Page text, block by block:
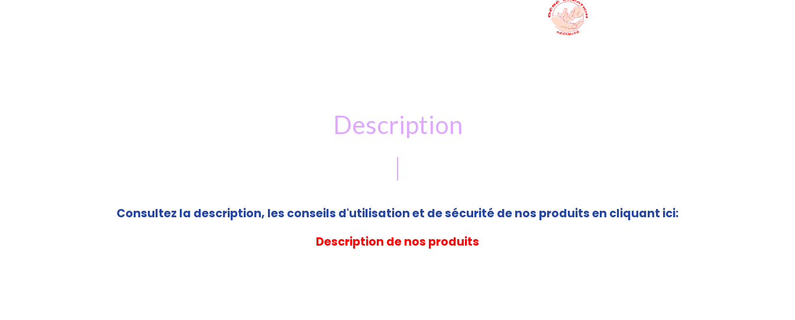
Description
Consultez la description, les conseils d'utilisation et de sécurité de nos produits en cliquant ici:
Description de nos produits